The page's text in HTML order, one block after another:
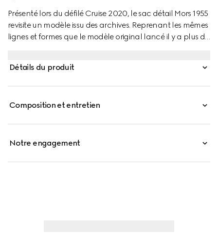
Présenté lors du défilé Cruise 2020, le sac détail Mors 1955
revisite un modèle issu des archives. Reprenant les mêmes
lignes et formes que le modèle original lancé il y a plus de
Incontournable de l’identité de Gucci, ce détail formé
coutumière des emprunts à l’univers équestre.
Détails du produit
Composition et entretien
Notre engagement